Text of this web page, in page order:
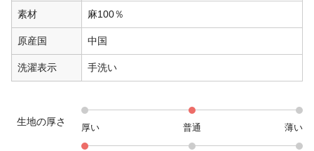
素材 麻100％
原産国 中国
洗濯表示 手洗い
生地の厚さ
厚い 普通 薄い